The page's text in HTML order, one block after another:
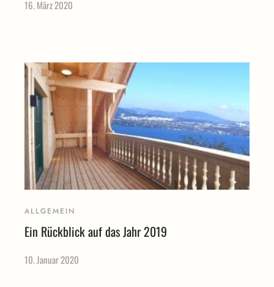
16. März 2020
ALLGEMEIN
Ein Rückblick auf das Jahr 2019
10. Januar 2020